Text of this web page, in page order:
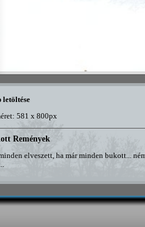
letöltése
581 x 800px
Remények
elveszett, ha már minden bukott...